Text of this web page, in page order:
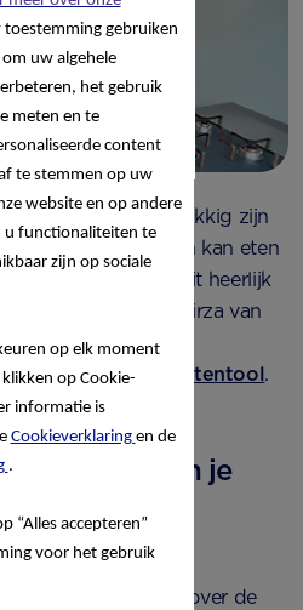
best niet eet. Gelukkig zijn
die je wel gewoon kan eten
bijvoorbeeld dit heerlijk
bedacht door Tirza van
Ontdek al onze
in onze
receptentool.
recept in je
onze wekelijkse
week een update over de
gebruiken
uw algehele
het gebruik
meten en te
content
te stemmen op uw
website en op andere
u functionaliteiten te
zijn op sociale
op elk moment
op Cookie-
informatie is
Cookieverklaring en de
.
“Alles accepteren”
voor het gebruik